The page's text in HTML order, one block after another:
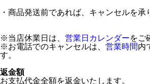
・商品発送前であれば、キャンセルを承
※当店休業日は、 営業日カレンダーをご
※お電話でのキャンセルは、 営業時間内
す。
返金額
お支払代金全額を返金いたします。